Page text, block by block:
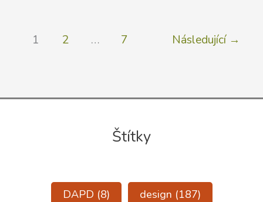
(plánujeme
1 2 … 7 Následující →
Štítky
DAPD (8) design (187)